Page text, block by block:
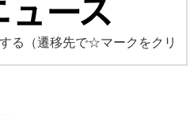
る
（遷移先で☆マークをクリ